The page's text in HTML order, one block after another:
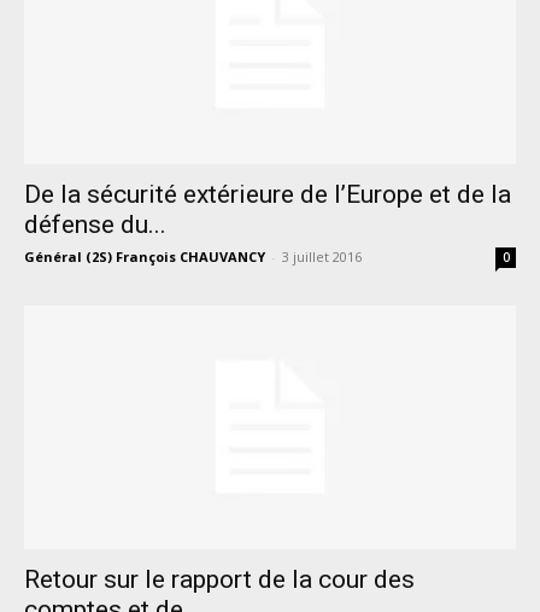
De la sécurité extérieure de l’Europe et de la
défense du...
Général (2S) François CHAUVANCY - 3 juillet 2016 0
Retour sur le rapport de la cour des